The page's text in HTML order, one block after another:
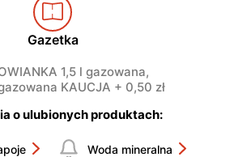
Gazetka
1,5 l gazowana,
KAUCJA + 0,50 zł
o ulubionych produktach:
Woda mineralna